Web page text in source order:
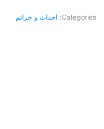
Categories: احداث و جرائم